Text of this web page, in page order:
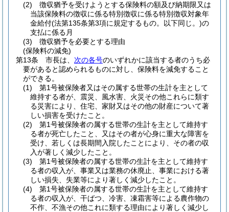
(2)
徴収猶予を受けようとする保険料の額及び納期限又は
当該保険料の徴収に係る特別徴収に係る特別徴収対象年
金給付(法第135条第3項に規定するもの。以下同じ。)の
支払に係る月
(3)
徴収猶予を必要とする理由
(保険料の減免)
第13条
市長は、 次の各号のいずれかに該当する者のうち必
要があると認められるものに対し、保険料を減免すること
ができる。
(1)
第1号被保険者又はその属する世帯の生計を主として
維持する者が、震災、風水害、火災その他これらに類す
る災害により、住宅、家財又はその他の財産について著
しい損害を受けたこと。
(2)
第1号被保険者の属する世帯の生計を主として維持す
る者が死亡したこと、又はその者が心身に重大な障害を
受け、若しくは長期間入院したことにより、その者の収
入が著しく減少したこと。
(3)
第1号被保険者の属する世帯の生計を主として維持す
る者の収入が、事業又は業務の休廃止、事業における著
しい損失、失業等により著しく減少したこと。
(4)
第1号被保険者の属する世帯の生計を主として維持す
る者の収入が、干ばつ、冷害、凍霜害等による農作物の
不作、不漁その他これに類する理由により著しく減少し